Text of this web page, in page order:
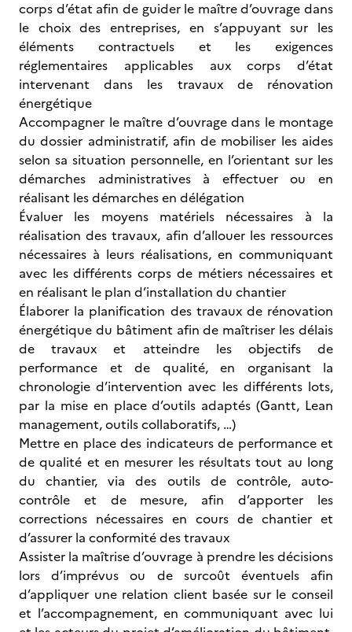
corps d’état afin de guider le maître d’ouvrage dans
le choix des entreprises, en s’appuyant sur les
éléments contractuels et les exigences
réglementaires applicables aux corps d’état
intervenant dans les travaux de rénovation
énergétique
Accompagner le maître d’ouvrage dans le montage
du dossier administratif, afin de mobiliser les aides
selon sa situation personnelle, en l’orientant sur les
démarches administratives à effectuer ou en
réalisant les démarches en délégation
Évaluer les moyens matériels nécessaires à la
réalisation des travaux, afin d’allouer les ressources
nécessaires à leurs réalisations, en communiquant
avec les différents corps de métiers nécessaires et
en réalisant le plan d’installation du chantier
Élaborer la planification des travaux de rénovation
énergétique du bâtiment afin de maîtriser les délais
de travaux et atteindre les objectifs de
performance et de qualité, en organisant la
chronologie d’intervention avec les différents lots,
par la mise en place d’outils adaptés (Gantt, Lean
management, outils collaboratifs, …)
Mettre en place des indicateurs de performance et
de qualité et en mesurer les résultats tout au long
du chantier, via des outils de contrôle, auto-
contrôle et de mesure, afin d’apporter les
corrections nécessaires en cours de chantier et
d’assurer la conformité des travaux
Assister la maîtrise d’ouvrage à prendre les décisions
lors d’imprévus ou de surcoût éventuels afin
d’appliquer une relation client basée sur le conseil
et l’accompagnement, en communiquant avec lui